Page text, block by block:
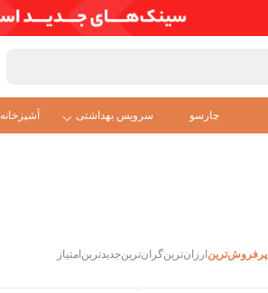
چارسو سرویس بهداشتی آشپزخانه
پرفروش‌ترین ارزان‌ترینگران‌ترینجدیدترین امتیاز